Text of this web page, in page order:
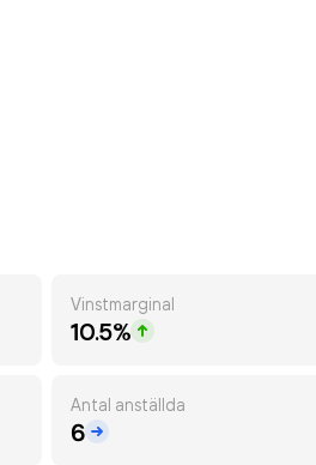
Vinstmarginal
10.5%
Antal anställda
6